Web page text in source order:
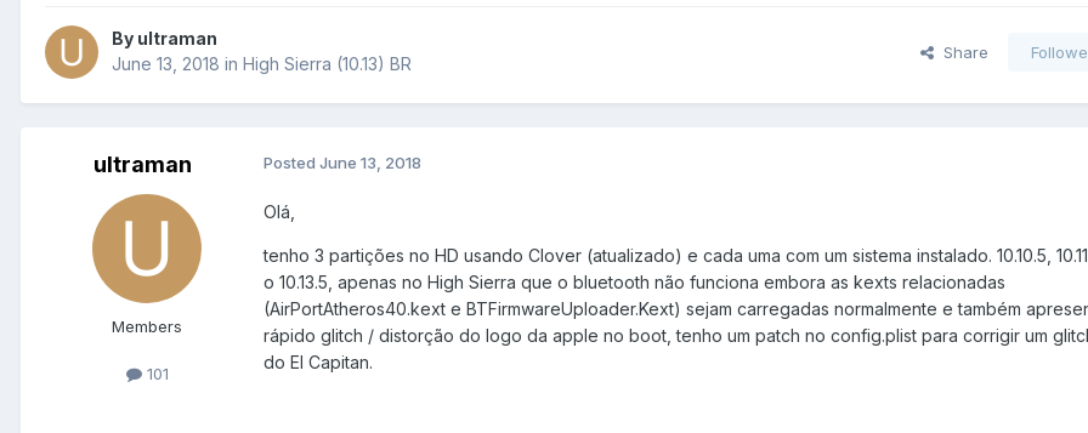
By ultraman
June 13, 2018 in High Sierra (10.13) BR
Share
ultraman
Members
101
Posted June 13, 2018
Olá,
tenho 3 partições no HD usando Clover (atualizado) e cada uma com um sistema instalado. 10.10.5,
o 10.13.5, apenas no High Sierra que o bluetooth não funciona embora as kexts relacionadas
(AirPortAtheros40.kext e BTFirmwareUploader.Kext) sejam carregadas normalmente e também
rápido glitch / distorção do logo da apple no boot, tenho um patch no config.plist para corrigir um
do El Capitan.